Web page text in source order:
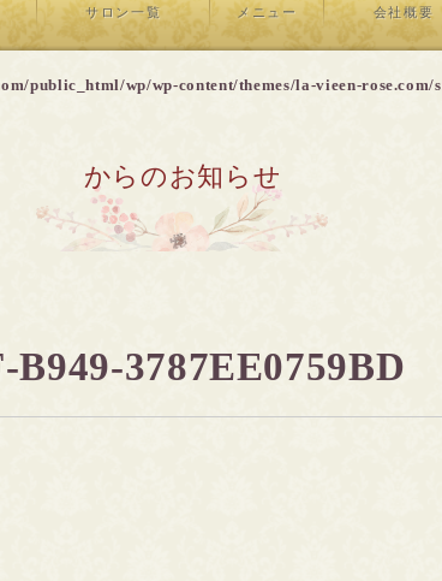
サロン一覧 メニュー 会社概要
public_html/wp/wp-content/themes/la-vieen-rose.com/
からのお知らせ
3787EE0759BD